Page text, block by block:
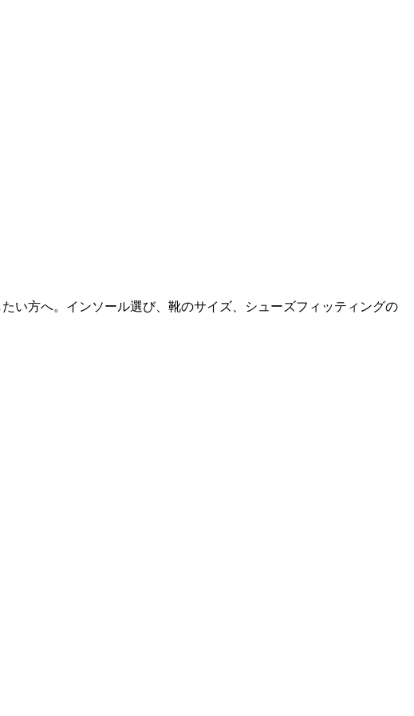
い方へ。インソール選び、靴のサイズ、シューズフィッティングの